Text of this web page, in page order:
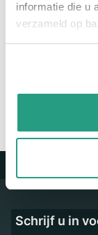
informatie die u
verzameld op
Vragen? Neem
Schrijf u in